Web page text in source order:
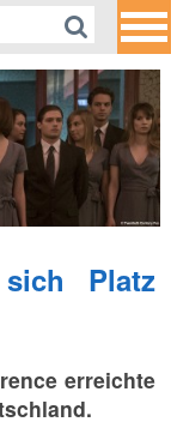
Platz
erreichte